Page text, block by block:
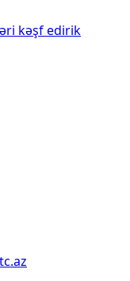
kəşf edirik